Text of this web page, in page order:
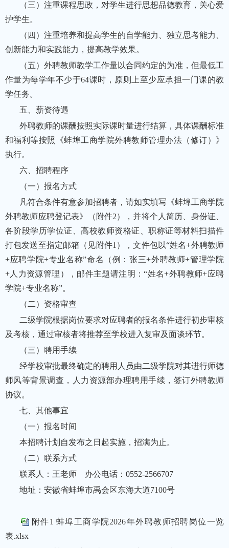
（三）注重课程思政，对学生进行思想品德教育，关心爱
护学生。
（四）注重培养和提高学生的自学能力、独立思考能力、
创新能力和实践能力，提高教学效果。
（五）外聘教师教学工作量以合同约定的为准，但最低工
作量为每学年不少于64课时，原则上至少应承担一门课的教
学任务。
五、薪资待遇
外聘教师的课酬按照实际课时量进行结算，具体课酬标准
和福利等按照《蚌埠工商学院外聘教师管理办法（修订）》
执行。
六、招聘程序
（一）报名方式
凡符合条件有意参加招聘者，请如实填写《蚌埠工商学院
外聘教师应聘登记表》（附件2），并将个人简历、身份证、
各阶段学历学位证、高校教师资格证、职称证等材料扫描件
打包发送至指定邮箱（见附件1），文件包以“姓名+外聘教师
+应聘学院+专业名称”命名（例：张三+外聘教师+管理学院
+人力资源管理），邮件主题请注明：“姓名+外聘教师+应聘
学院+专业名称”。
（二）资格审查
二级学院根据岗位要求对应聘者的报名条件进行初步审核
及考核，通过审核者将推荐至学校进入复审及面谈环节。
（三）聘用手续
经学校审批最终确定的聘用人员由二级学院对其进行师德
师风等背景调查，人力资源部办理聘用手续，签订外聘教师
协议。
七、其他事宜
（一）报名时间
本招聘计划自发布之日起实施，招满为止。
（二）联系方式
联系人：王老师 办公电话：0552-2566707
地址：安徽省蚌埠市禹会区东海大道7100号
附件1 蚌埠工商学院2026年外聘教师招聘岗位一览
表.xlsx